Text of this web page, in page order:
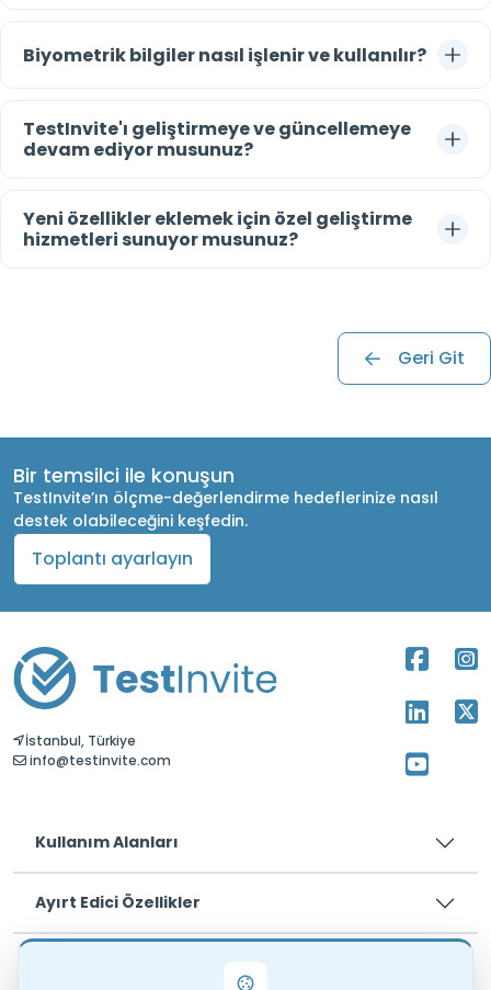
Biyometrik bilgiler nasıl işlenir ve kullanılır?
TestInvite'ı geliştirmeye ve güncellemeye
devam ediyor musunuz?
Yeni özellikler eklemek için özel geliştirme
hizmetleri sunuyor musunuz?
Geri Git
Bir temsilci ile konuşun
TestInvite’ın ölçme-değerlendirme hedeflerinize nasıl
destek olabileceğini keşfedin.
Toplantı ayarlayın
İstanbul, Türkiye
info@testinvite.com
Kullanım Alanları
Ayırt Edici Özellikler